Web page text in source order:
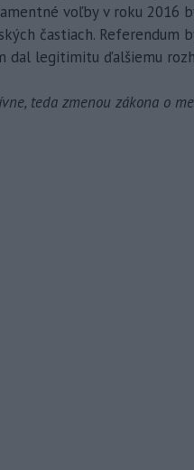
voľby v roku 2016
častiach. Referendum
dal legitimitu ďalšiemu
teda zmenou zákona o